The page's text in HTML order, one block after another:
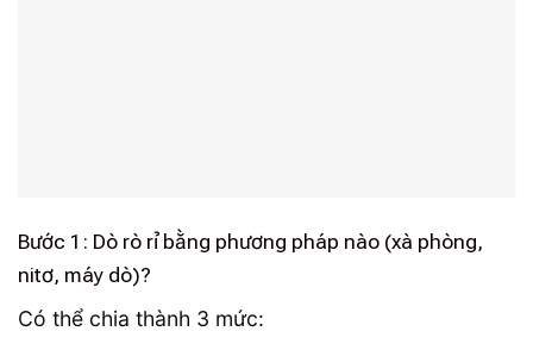
Bước 1: Dò rò rỉ bằng phương pháp nào (xà phòng,
nitơ, máy dò)?
Có thể chia thành 3 mức: